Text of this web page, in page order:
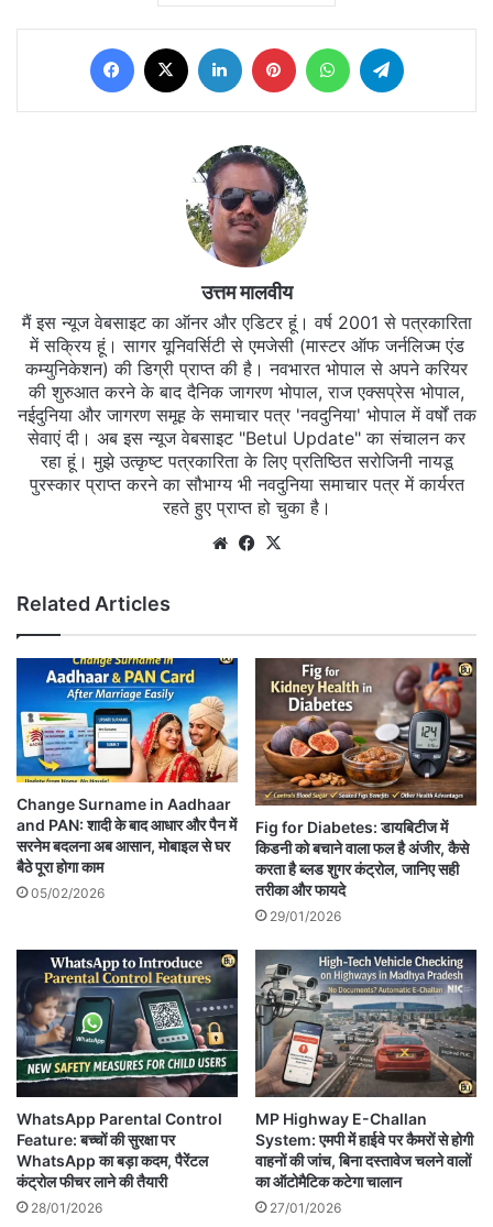
Facebook LinkedIn PinterestWhatsApp
उत्तम मालवीय
मैं इस न्यूज वेबसाइट का ऑनर और एडिटर हूं। वर्ष 2001 से पत्रकारिता
में सक्रिय हूं। सागर यूनिवर्सिटी से एमजेसी (मास्टर ऑफ जर्नलिज्म एंड
कम्युनिकेशन) की डिग्री प्राप्त की है। नवभारत भोपाल से अपने करियर
की शुरुआत करने के बाद दैनिक जागरण भोपाल, राज एक्सप्रेस भोपाल,
नईदुनिया और जागरण समूह के समाचार पत्र 'नवदुनिया' भोपाल में वर्षों तक
सेवाएं दी। अब इस न्यूज वेबसाइट "Betul Update" का संचालन कर
रहा हूं। मुझे उत्कृष्ट पत्रकारिता के लिए प्रतिष्ठित सरोजिनी नायडू
पुरस्कार प्राप्त करने का सौभाग्य भी नवदुनिया समाचार पत्र में कार्यरत
रहते हुए प्राप्त हो चुका है।
WebsiteFacebook
Related Articles
Change Surname in Aadhaar
and PAN: शादी के बाद आधार और पैन में
सरनेम बदलना अब आसान, मोबाइल से घर
बैठे पूरा होगा काम
05/02/2026
Fig for Diabetes: डायबिटीज में
किडनी को बचाने वाला फल है अंजीर, कैसे
करता है ब्लड शुगर कंट्रोल, जानिए सही
तरीका और फायदे
29/01/2026
WhatsApp Parental Control
Feature: बच्चों की सुरक्षा पर
WhatsApp का बड़ा कदम, पैरेंटल
कंट्रोल फीचर लाने की तैयारी
28/01/2026
MP Highway E-Challan
System: एमपी में हाईवे पर कैमरों से होगी
वाहनों की जांच, बिना दस्तावेज चलने वालों
का ऑटोमैटिक कटेगा चालान
27/01/2026